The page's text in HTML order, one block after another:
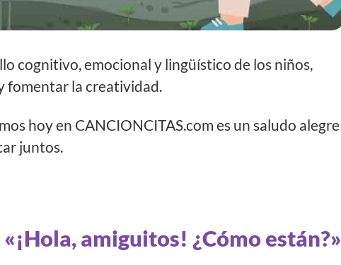
cognitivo, emocional y lingüístico de los niños,
fomentar la creatividad.
hoy en CANCIONCITAS.com es un saludo alegre
juntos.
amiguitos! ¿Cómo están?»